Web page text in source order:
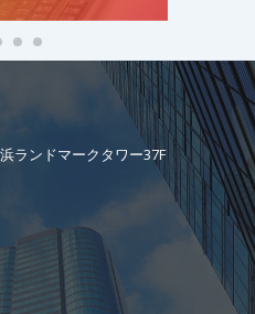
ランドマークタワー37F